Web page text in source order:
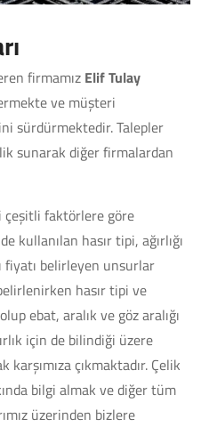
firmamız Elif Tulay
ve müşteri
sürdürmektedir. Talepler
sunarak diğer firmalardan
çeşitli faktörlere göre
kullanılan hasır tipi, ağırlığı
fiyatı belirleyen unsurlar
hasır tipi ve
ebat, aralık ve göz aralığı
için de bilindiği üzere
çıkmaktadır. Çelik
bilgi almak ve diğer tüm
üzerinden bizlere